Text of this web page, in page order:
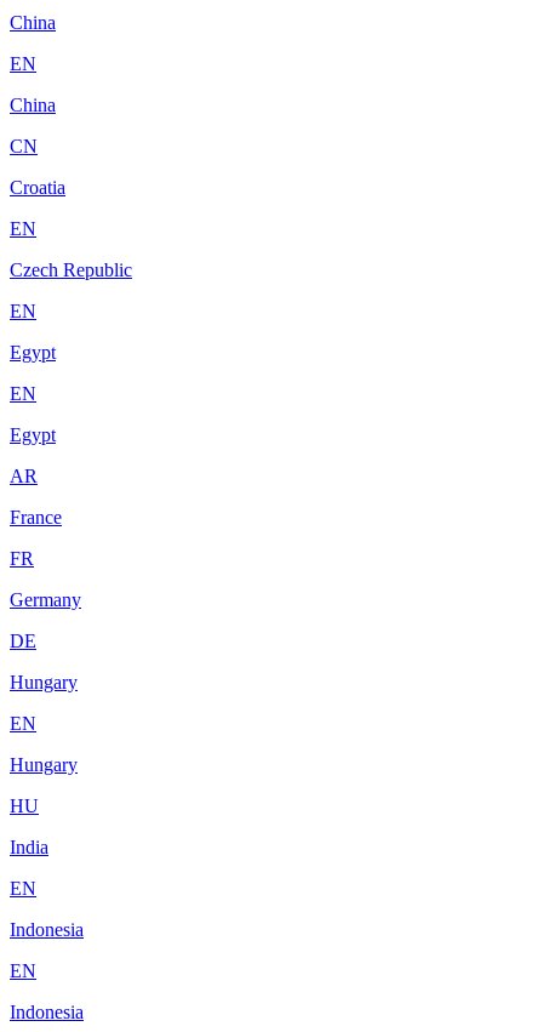
China
EN
China
CN
Croatia
EN
Czech Republic
EN
Egypt
EN
Egypt
AR
France
FR
Germany
DE
Hungary
EN
Hungary
HU
India
EN
Indonesia
EN
Indonesia